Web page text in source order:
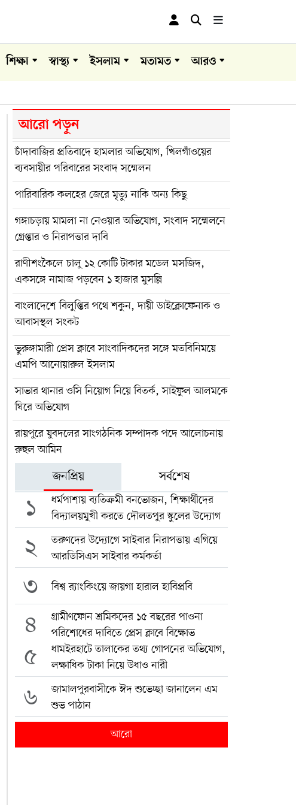
শিক্ষা স্বাস্থ্য ইসলাম মতামত আরও
আরো পড়ুন
চাঁদাবাজির প্রতিবাদে হামলার অভিযোগ, খিলগাঁওয়ের
ব্যবসায়ীর পরিবারের সংবাদ সম্মেলন
পারিবারিক কলহের জেরে মৃত্যু নাকি অন্য কিছু
গঙ্গাচড়ায় মামলা না নেওয়ার অভিযোগ, সংবাদ সম্মেলনে
গ্রেপ্তার ও নিরাপত্তার দাবি
রাণীশংকৈলে চালু ১২ কোটি টাকার মডেল মসজিদ,
একসঙ্গে নামাজ পড়বেন ১ হাজার মুসল্লি
বাংলাদেশে বিলুপ্তির পথে শকুন, দায়ী ডাইক্লোফেনাক ও
আবাসস্থল সংকট
ভুরুঙ্গামারী প্রেস ক্লাবে সাংবাদিকদের সঙ্গে মতবিনিময়ে
এমপি আনোয়ারুল ইসলাম
সাভার থানার ওসি নিয়োগ নিয়ে বিতর্ক, সাইফুল আলমকে
ঘিরে অভিযোগ
রায়পুরে যুবদলের সাংগঠনিক সম্পাদক পদে আলোচনায়
রুহুল আমিন
জনপ্রিয় সর্বশেষ
১
ধর্মপাশায় ব্যতিক্রমী বনভোজন, শিক্ষার্থীদের
বিদ্যালয়মুখী করতে দৌলতপুর স্কুলের উদ্যোগ
২
তরুণদের উদ্যোগে সাইবার নিরাপত্তায় এগিয়ে
আরডিসিএস সাইবার কর্মকর্তা
৩ বিশ্ব র‍্যাংকিংয়ে জায়গা হারাল হাবিপ্রবি
৪
গ্রামীণফোন শ্রমিকদের ১৫ বছরের পাওনা
পরিশোধের দাবিতে প্রেস ক্লাবে বিক্ষোভ
৫
ধামইরহাটে তালাকের তথ্য গোপনের অভিযোগ,
লক্ষাধিক টাকা নিয়ে উধাও নারী
৬
জামালপুরবাসীকে ঈদ শুভেচ্ছা জানালেন এম
শুভ পাঠান
আরো